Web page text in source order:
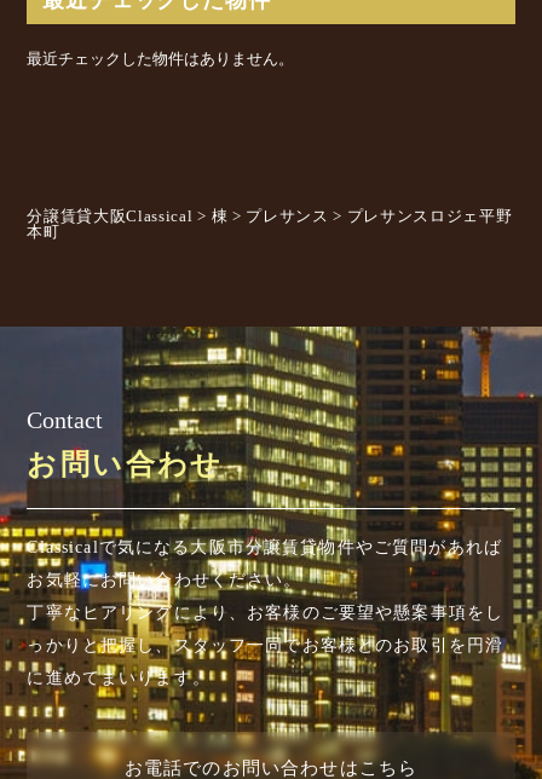
最近チェックした物件はありません。
分譲賃貸大阪Classical > 棟 > プレサンス > プレサンスロジェ平野
本町
Contact
お問い合わせ
Classicalで気になる大阪市分譲賃貸物件やご質問があれば
お気軽にお問い合わせください。
丁寧なヒアリングにより、お客様のご要望や懸案事項を し
っかりと把握し、スタッフ一同でお客様とのお取引を円滑
に進めてまいります。
お電話でのお問い合わせはこちら